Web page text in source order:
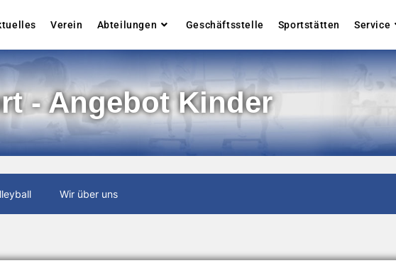
Verein Abteilungen Geschäftsstelle Sportstätten Service
- Angebot Kinder
Wir über uns